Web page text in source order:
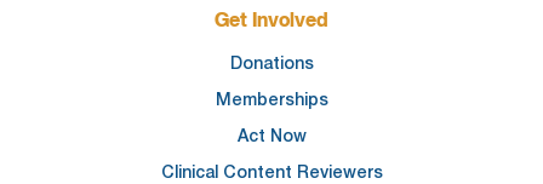
Get Involved
Donations
Memberships
Act Now
Clinical Content Reviewers